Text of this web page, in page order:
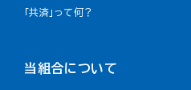
「共済」って何？
当組合について